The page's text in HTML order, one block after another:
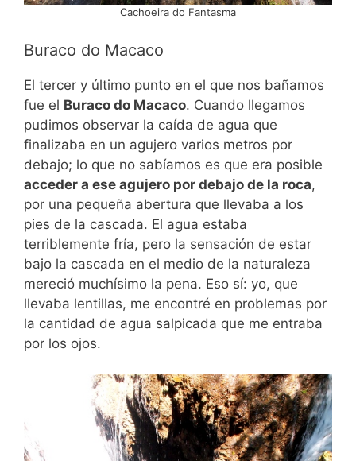
Cachoeira do Fantasma
Buraco do Macaco
El tercer y último punto en el que nos bañamos
fue el Buraco do Macaco. Cuando llegamos
pudimos observar la caída de agua que
finalizaba en un agujero varios metros por
debajo; lo que no sabíamos es que era posible
acceder a ese agujero por debajo de la roca,
por una pequeña abertura que llevaba a los
pies de la cascada. El agua estaba
terriblemente fría, pero la sensación de estar
bajo la cascada en el medio de la naturaleza
mereció muchísimo la pena. Eso sí: yo, que
llevaba lentillas, me encontré en problemas por
la cantidad de agua salpicada que me entraba
por los ojos.